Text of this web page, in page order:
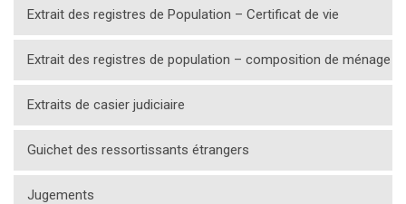
Extrait des registres de Population – Certificat de vie
Extrait des registres de population – composition de ménage
Extraits de casier judiciaire
Guichet des ressortissants étrangers
Jugements